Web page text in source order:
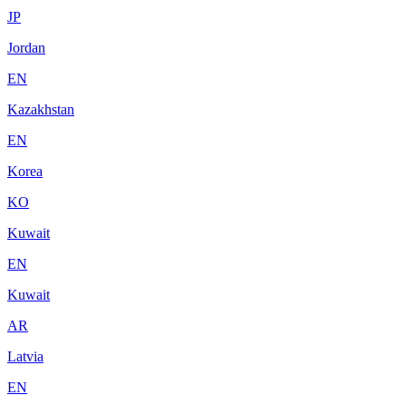
JP
Jordan
EN
Kazakhstan
EN
Korea
KO
Kuwait
EN
Kuwait
AR
Latvia
EN